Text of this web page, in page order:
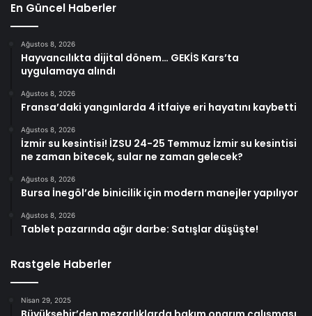
En Güncel Haberler
Ağustos 8, 2026
Hayvancılıkta dijital dönem… GEKİS Kars’ta
uygulamaya alındı
Ağustos 8, 2026
Fransa’daki yangınlarda 4 itfaiye eri hayatını kaybetti
Ağustos 8, 2026
İzmir su kesintisi! İZSU 24-25 Temmuz İzmir su kesintisi
ne zaman bitecek, sular ne zaman gelecek?
Ağustos 8, 2026
Bursa İnegöl’de binicilik için modern manejler yapılıyor
Ağustos 8, 2026
Tablet pazarında ağır darbe: Satışlar düşüşte!
Rastgele Haberler
Nisan 29, 2025